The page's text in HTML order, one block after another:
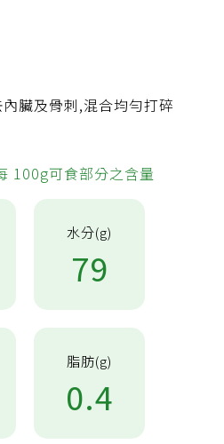
臟及骨刺,混合均勻打碎
100g可食部分之含量
水分(g)
79
脂肪(g)
0.4